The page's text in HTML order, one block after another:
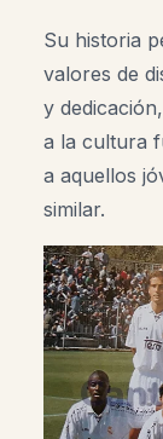
Su historia
valores de
y
a la cultura
a aquellos
similar.